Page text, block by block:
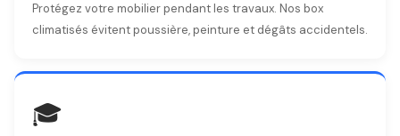
Protégez votre mobilier pendant les travaux. Nos box
climatisés évitent poussière, peinture et dégâts accidentels.
🎓